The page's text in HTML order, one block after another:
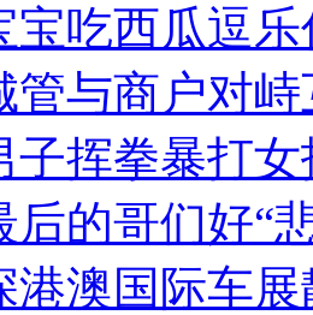
警民合力深夜将其击毙
人 痛下狠手拳打脚踢
生回应
宝吃西瓜逗乐
管与商户对
子挥拳暴打
后的哥们好“
港澳国际车